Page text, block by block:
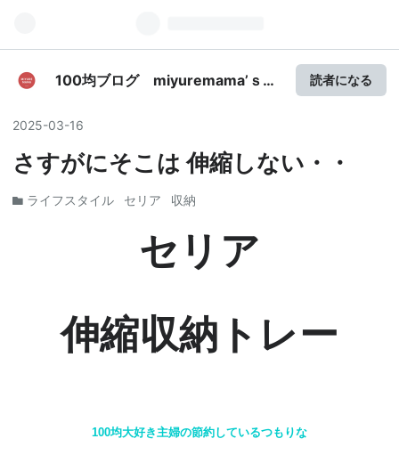
100均ブログ miyuremama’ｓ
読者になる
2025-03-16
さすがにそこは 伸縮しない・・
ライフスタイル セリア 収納
セリア
伸縮収納トレー
100均大好き主婦の節約しているつもりな